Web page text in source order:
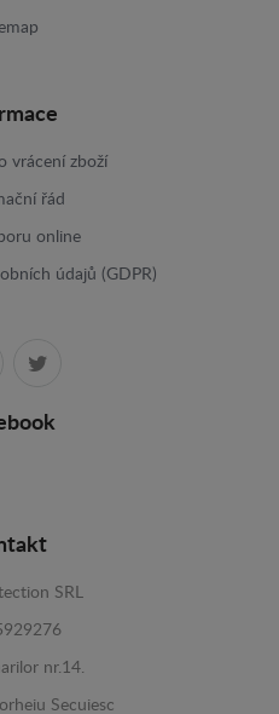
vrácení zboží
řád
online
údajů (GDPR)
SRL
nr.14.
Secuiesc